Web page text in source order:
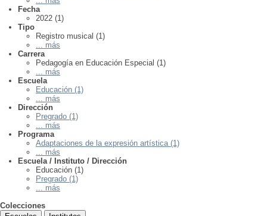
Fecha
2022 (1)
Tipo
Registro musical (1)
... más
Carrera
Pedagogía en Educación Especial (1)
... más
Escuela
Educación (1)
... más
Dirección
Pregrado (1)
... más
Programa
Adaptaciones de la expresión artística (1)
... más
Escuela / Instituto / Dirección
Educación (1)
Pregrado (1)
... más
Colecciones